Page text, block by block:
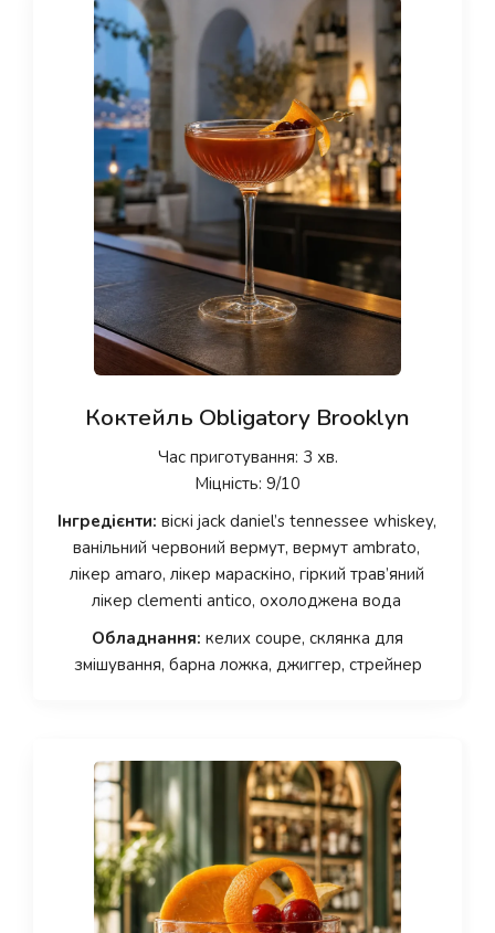
Коктейль Obligatory Brooklyn
Час приготування: 3 хв.
Міцність: 9/10
Інгредієнти: віскі jack daniel’s tennessee whiskey,
ванільний червоний вермут, вермут ambrato,
лікер amaro, лікер мараскіно, гіркий трав’яний
лікер clementi antico, охолоджена вода
Обладнання: келих coupe, склянка для
змішування, барна ложка, джиггер, стрейнер